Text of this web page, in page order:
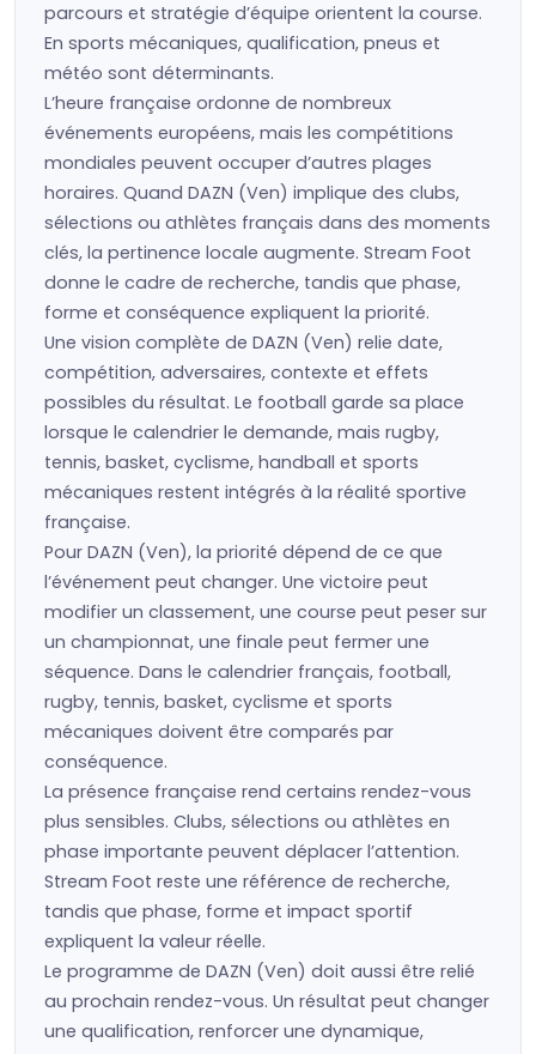
parcours et stratégie d’équipe orientent la course.
En sports mécaniques, qualification, pneus et
météo sont déterminants.
L’heure française ordonne de nombreux
événements européens, mais les compétitions
mondiales peuvent occuper d’autres plages
horaires. Quand DAZN (Ven) implique des clubs,
sélections ou athlètes français dans des moments
clés, la pertinence locale augmente. Stream Foot
donne le cadre de recherche, tandis que phase,
forme et conséquence expliquent la priorité.
Une vision complète de DAZN (Ven) relie date,
compétition, adversaires, contexte et effets
possibles du résultat. Le football garde sa place
lorsque le calendrier le demande, mais rugby,
tennis, basket, cyclisme, handball et sports
mécaniques restent intégrés à la réalité sportive
française.
Pour DAZN (Ven), la priorité dépend de ce que
l’événement peut changer. Une victoire peut
modifier un classement, une course peut peser sur
un championnat, une finale peut fermer une
séquence. Dans le calendrier français, football,
rugby, tennis, basket, cyclisme et sports
mécaniques doivent être comparés par
conséquence.
La présence française rend certains rendez-vous
plus sensibles. Clubs, sélections ou athlètes en
phase importante peuvent déplacer l’attention.
Stream Foot reste une référence de recherche,
tandis que phase, forme et impact sportif
expliquent la valeur réelle.
Le programme de DAZN (Ven) doit aussi être relié
au prochain rendez-vous. Un résultat peut changer
une qualification, renforcer une dynamique,